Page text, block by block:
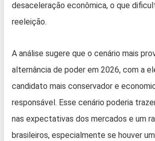
desaceleração econômica, o que
reeleição.
A análise sugere que o cenário mais
alternância de poder em 2026, com a
candidato mais conservador e
responsável. Esse cenário poderia
nas expectativas dos mercados e um
brasileiros, especialmente se houver